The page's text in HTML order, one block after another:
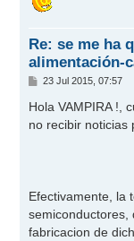
Re: se me ha
alimentación-
M
n
s
a
23 Jul 2015, 07:57
Hola VAMPIRA !,
no recibir noticias
Efectivamente, la
semiconductores,
fabricacion de